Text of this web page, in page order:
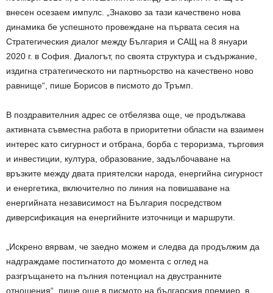
внесен осезаем импулс. „Знаково за тази качествено нова
динамика бе успешното провеждане на първата сесия на
Стратегическия диалог между България и САЩ на 8 януари
2020 г. в София. Диалогът, по своята структура и съдържание,
издигна стратегическото ни партньорство на качествено ново
равнище“, пише Борисов в писмото до Тръмп.
В поздравителния адрес се отбелязва още, че продължава
активната съвместна работа в приоритетни области на взаимен
интерес като сигурност и отбрана, борба с тероризма, търговия
и инвестиции, култура, образование, задълбочаване на
връзките между двата приятелски народа, енергийна сигурност
и енергетика, включително по линия на повишаване на
енергийната независимост на България посредством
диверсификация на енергийните източници и маршрути.
„Искрено вярвам, че заедно можем и следва да продължим да
надграждаме постигнатото до момента с оглед на
разгръщането на пълния потенциал на двустранните
отношения“, пише още в писмото на българския премиер, в